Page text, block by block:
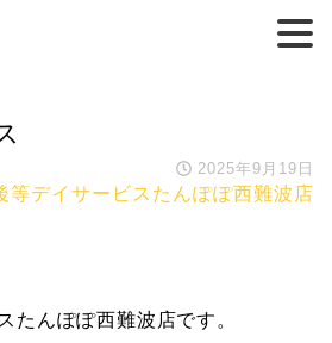
2025年9月19日
等デイサービスたんぽぽ西難波店
たんぽぽ西難波店です。